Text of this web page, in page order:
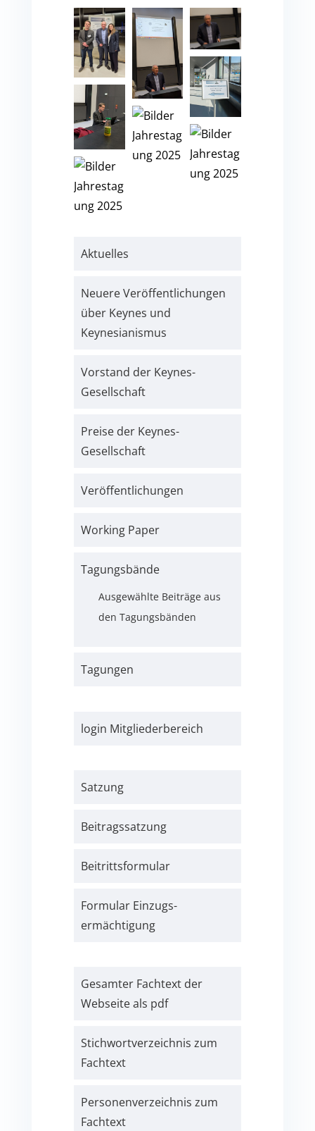
Aktuelles
Neuere Veröffentlichungen
über Keynes und
Keynesianismus
Vorstand der Keynes-
Gesellschaft
Preise der Keynes-
Gesellschaft
Veröffentlichungen
Working Paper
Tagungsbände
Ausgewählte Beiträge aus
den Tagungsbänden
Tagungen
login Mitgliederbereich
Satzung
Beitrags­satzung
Beitritts­formular
Formular Einzugs­­
ermächtigung
Gesamter Fachtext der
Webseite als pdf
Stichwort­verzeichnis zum
Fachtext
Personen­verzeichnis zum
Fachtext